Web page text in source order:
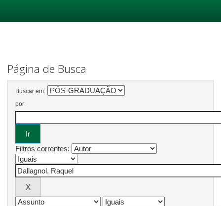
Página de Busca
Buscar em:
por
Filtros correntes: